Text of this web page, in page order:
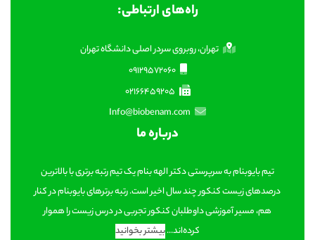
راه‌های ارتباطی:
تهران، روبروی سردر اصلی دانشگاه تهران
09129572060
درباره ما
تیم بایوبنام به سرپرستی دکتر الهه بنام یک تیم رتبه برتری با بالاترین
درصدهای زیست کنکور چند سال اخیر است. رتبه برترهای بایوبنام در کنار
هم، مسیر آموزشی داوطلبان کنکور تجربی در درس زیست را هموار
کرده‌اند...بیشتر بخوانید